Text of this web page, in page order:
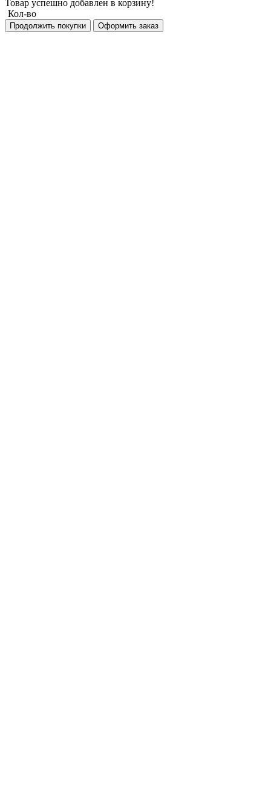
Товар успешно добавлен в корзину!
Кол-во
Продолжить покупки Оформить заказ